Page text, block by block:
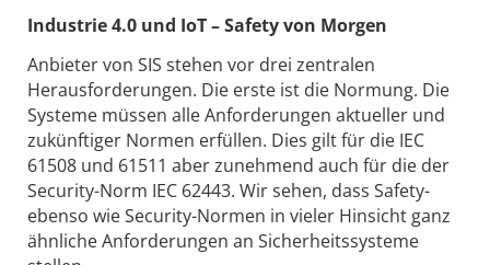
Industrie 4.0 und IoT – Safety von Morgen
Anbieter von SIS stehen vor drei zentralen
Herausforderungen. Die erste ist die Normung. Die
Systeme müssen alle Anforderungen aktueller und
zukünftiger Normen erfüllen. Dies gilt für die IEC
61508 und 61511 aber zunehmend auch für die der
Security-Norm IEC 62443. Wir sehen, dass Safety-
ebenso wie Security-Normen in vieler Hinsicht ganz
ähnliche Anforderungen an Sicherheitssysteme